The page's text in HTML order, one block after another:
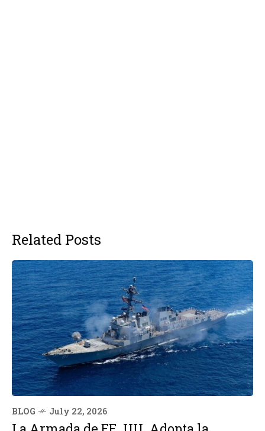
Related Posts
BLOG July 22, 2026